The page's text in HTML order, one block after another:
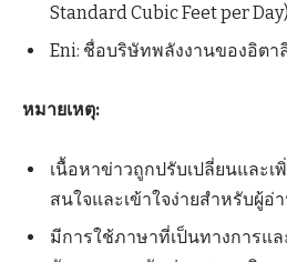
Standard Cubic Feet per Day)
Eni: ชื่อบริษัทพลังงานของอิตา
หมายเหตุ:
เนื้อหาข่าวถูกปรับเปลี่ยนและเ
สนใจและเข้าใจง่ายสำหรับผู้อ่
มีการใช้ภาษาที่เป็นทางการแ